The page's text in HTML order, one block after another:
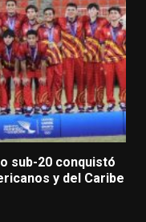
sub-20 conquistó
y del Caribe